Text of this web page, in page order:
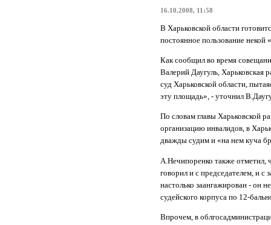
16.10.2008, 11:58
В Харьковской области
постоянное пользование некой
Как сообщил во время
Валерий Даугуль, Харьковская
суд Харьковской области,
эту площадь», - уточнил
По словам главы Харьковской
организацию инвалидов, в
дважды судим и «на нем куча
А.Нечипоренко также отметил,
говорил и с председателем, и с
настолько заангажирован - он
судейского корпуса по 12-
Впрочем, в